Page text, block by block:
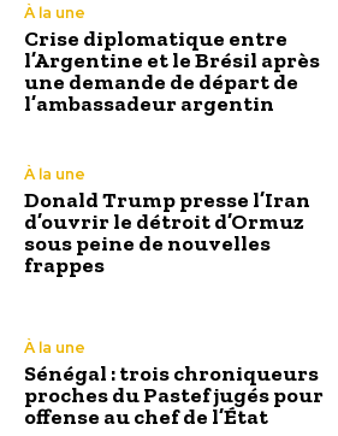
À la une
Crise diplomatique entre
l’Argentine et le Brésil après
une demande de départ de
l’ambassadeur argentin
À la une
Donald Trump presse l’Iran
d’ouvrir le détroit d’Ormuz
sous peine de nouvelles
frappes
À la une
Sénégal : trois chroniqueurs
proches du Pastef jugés pour
offense au chef de l’État